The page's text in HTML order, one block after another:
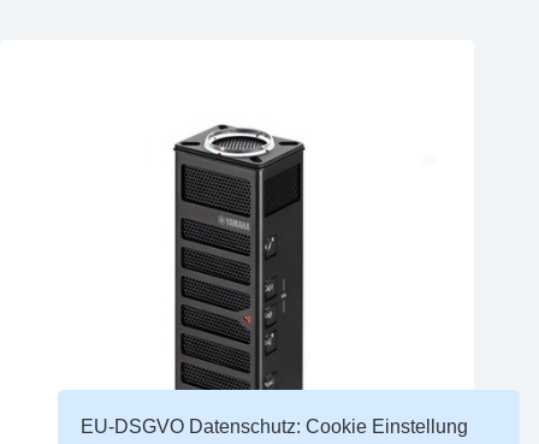
EU-DSGVO Datenschutz: Cookie Einstellung